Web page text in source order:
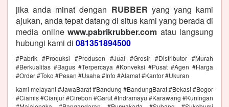
jika anda minat dengan RUBBER yang yang kami
ajukan, anda tepat datang di situs kami yang berada di
media online www.pabrikrubber.com atau langsung
hubungi kami di 081351894500
#Pabrik #Produksi #Produsen #Jual #Grosir #Distributor #Murah
#Berkualitas #Bagus #Terpercaya #Konveksi #Pusat #Agen #Harga
#Order #Toko #Pesan #Usaha #Info #Alamat #Kantor #Ukuran
kami melayani #JawaBarat #Bandung #BandungBarat #Bekasi #Bogor
#Ciamis #Cianjur #Cirebon #Garut #Indramayu #Karawang #Kuningan